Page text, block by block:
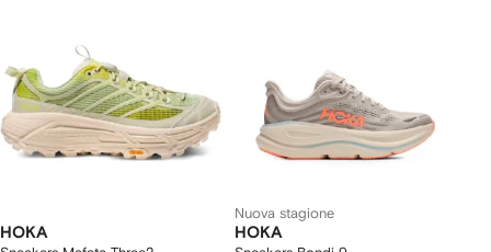
HOKA
Nuova stagione
HOKA